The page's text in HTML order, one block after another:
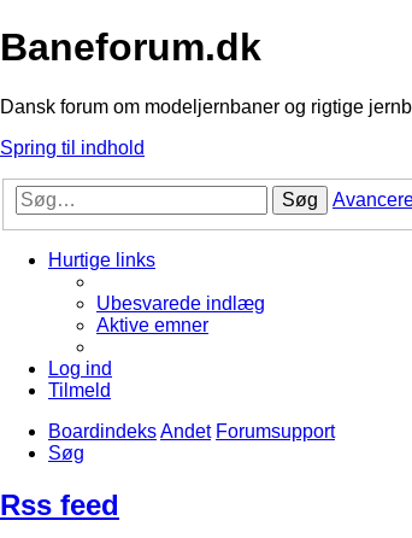
Baneforum.dk
Dansk forum om modeljernbaner og rigtige
Spring til indhold
Søg
Hurtige links
Ubesvarede indlæg
Aktive emner
Log ind
Tilmeld
BoardindeksAndet Forumsupport
Søg
Rss feed